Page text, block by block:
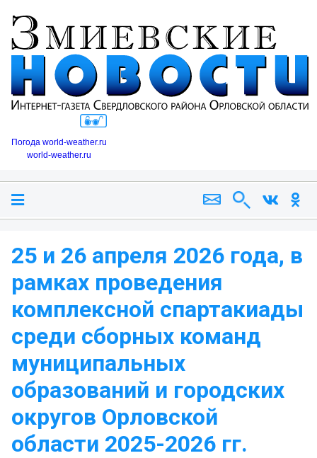
Погода world-weather.ru
world-weather.ru
25 и 26 апреля 2026 года, в
рамках проведения
комплексной спартакиады
среди сборных команд
муниципальных
образований и городских
округов Орловской
области 2025-2026 гг.